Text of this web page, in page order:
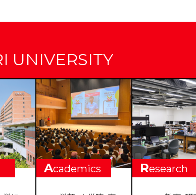
UNIVERSITY
Academics Research